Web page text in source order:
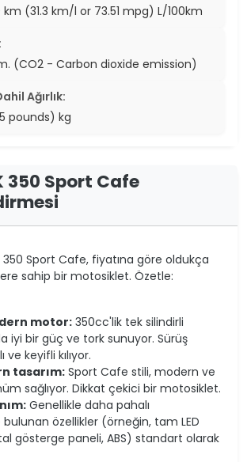
km (31.3 km/l or 73.51 mpg) L/100km
(CO2 - Carbon dioxide emission)
Ağırlık:
pounds) kg
350 Sport Cafe
350 Sport Cafe, fiyatına göre oldukça
sahip bir motosiklet. Özetle:
motor: 350cc'lik tek silindirli
iyi bir güç ve tork sunuyor. Sürüş
keyifli kılıyor.
tasarım: Sport Cafe stili, modern ve
sağlıyor. Dikkat çekici bir motosiklet.
Genellikle daha pahalı
özellikler (örneğin, tam LED
gösterge paneli, ABS) standart olarak